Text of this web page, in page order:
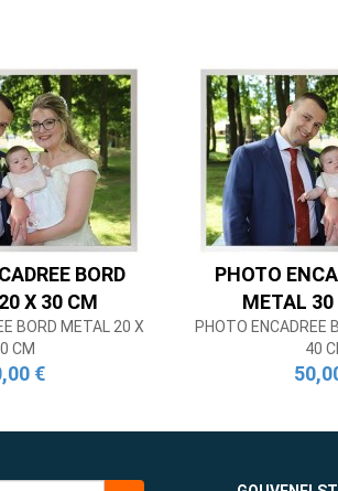
BORD
X 30 CM
BORD METAL 20 X
CM
€
PHOTO
METAL 30
PHOTO ENCADREE
40